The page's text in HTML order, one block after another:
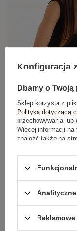
Konfiguracja
Dbamy o
Sklep korzysta z
Polityką dotyczącą
przechowywania lub
Więcej informacji na
znaleźć także na